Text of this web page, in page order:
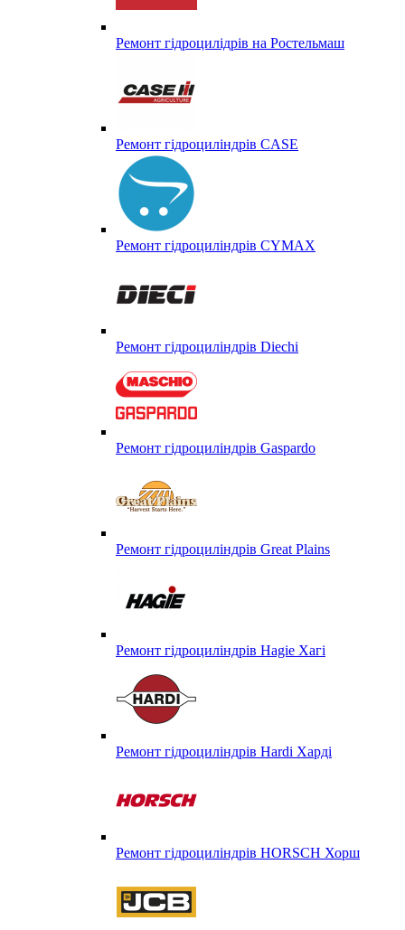
Ремонт гідроцилідрів на Ростельмаш
Ремонт гідроциліндрів CASE
Ремонт гідроциліндрів CYMAX
Ремонт гідроциліндрів Diechi
Ремонт гідроциліндрів Gaspardo
Ремонт гідроциліндрів Great Plains
Ремонт гідроциліндрів Hagie Хагі
Ремонт гідроциліндрів Hardi Харді
Ремонт гідроциліндрів HORSCH Хорш